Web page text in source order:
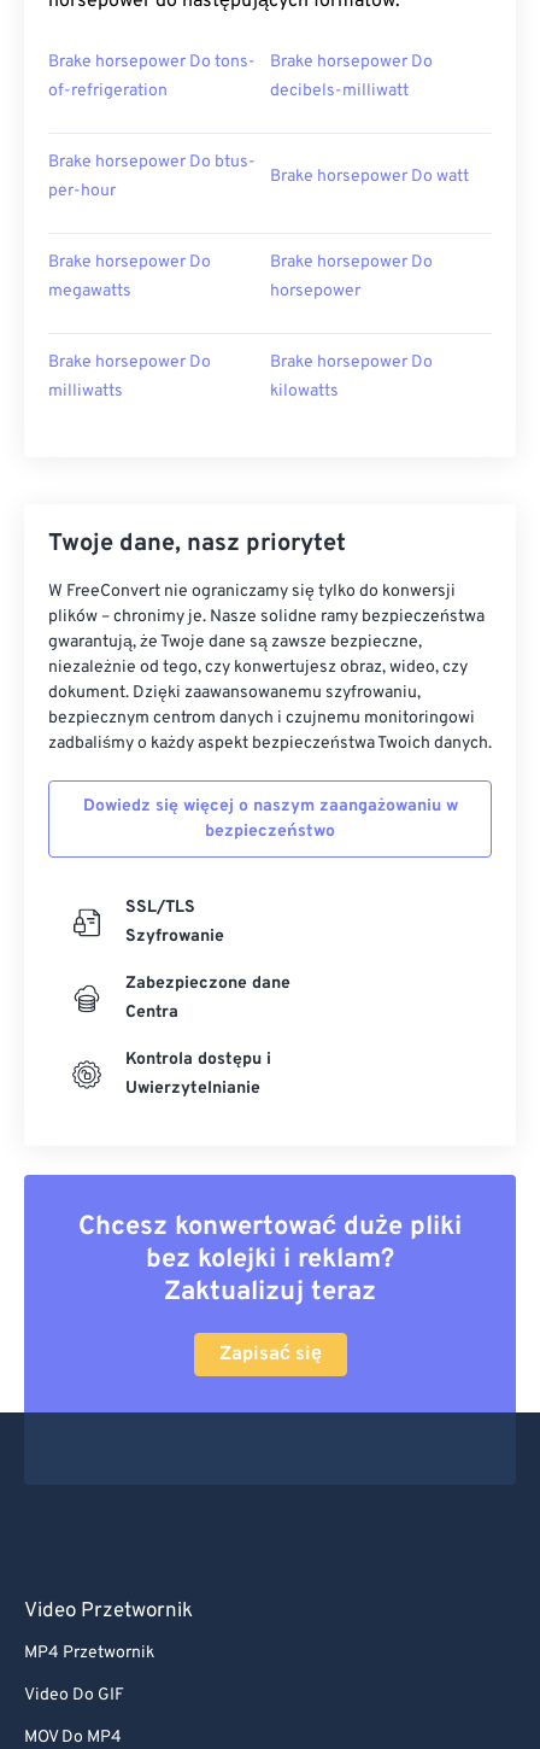
Brake horsepower Do tons-
of-refrigeration
Brake horsepower Do
decibels-milliwatt
Brake horsepower Do btus-
per-hour
Brake horsepower Do watt
Brake horsepower Do
megawatts
Brake horsepower Do
horsepower
Brake horsepower Do
milliwatts
Brake horsepower Do
kilowatts
Twoje dane, nasz priorytet
W FreeConvert nie ograniczamy się tylko do konwersji
plików – chronimy je. Nasze solidne ramy bezpieczeństwa
gwarantują, że Twoje dane są zawsze bezpieczne,
niezależnie od tego, czy konwertujesz obraz, wideo, czy
dokument. Dzięki zaawansowanemu szyfrowaniu,
bezpiecznym centrom danych i czujnemu monitoringowi
zadbaliśmy o każdy aspekt bezpieczeństwa Twoich danych.
Dowiedz się więcej o naszym zaangażowaniu w
bezpieczeństwo
SSL/TLS
Szyfrowanie
Zabezpieczone dane
Centra
Kontrola dostępu i
Uwierzytelnianie
Chcesz konwertować duże pliki
bez kolejki i reklam?
Zaktualizuj teraz
Zapisać się
Video Przetwornik
MP4 Przetwornik
Video Do GIF
MOV Do MP4